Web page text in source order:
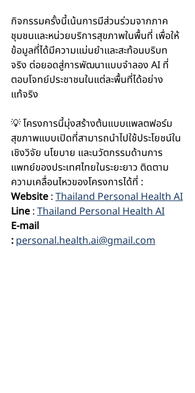
กิจกรรมครั้งนี้เน้นการมีส่วนร่วมจากภาค
ชุมชนและหน่วยบริการสุขภาพในพื้นที่ เพื่อให้
ข้อมูลที่ได้มีความแม่นยำและสะท้อนบริบท
จริง ต่อยอดสู่การพัฒนาแบบจำลอง AI ที่
ตอบโจทย์ประชาชนในแต่ละพื้นที่ได้อย่าง
แท้จริง
💡 โครงการนี้มุ่งสร้างต้นแบบแพลตฟอร์ม
สุขภาพแบบเปิดที่สามารถนำไปใช้ประโยชน์ใน
เชิงวิจัย นโยบาย และนวัตกรรมด้านการ
แพทย์ของประเทศไทยในระยะยาว ติดตาม
ความเคลื่อนไหวของโครงการได้ที่ :
Website : Thailand Personal Health AI
Line : Thailand Personal Health AI
E-mail
: personal.health.ai@gmail.com